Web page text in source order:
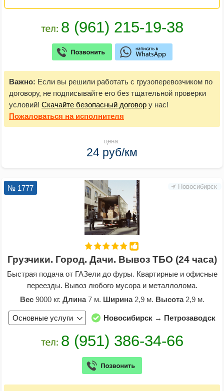
Важно: Если вы решили работать с грузоперевозчиком по
договору, не подписывайте его без тщательной проверки
условий! Скачайте безопасный договор у нас!
Пожаловаться на исполнителя
цена:
24 руб/км
Новосибирск
№ 1777
Грузчики. Город. Дачи. Вывоз ТБО (24 часа)
Быстрая подача от ГАЗели до фуры. Квартирные и офисные
переезды. Вывоз любого мусора и металлолома.
Вес9000 кг. Длина7 м. Ширина2,9 м. Высота2,9 м.
Основные услуги Новосибирск → Петрозаводск